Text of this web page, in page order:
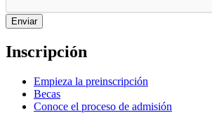
Inscripción
Empieza la preinscripción
Becas
Conoce el proceso de admisión